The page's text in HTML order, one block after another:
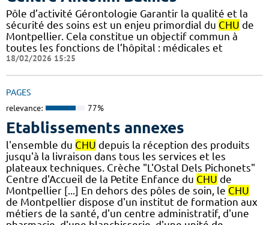
Pôle d’activité Gérontologie Garantir la qualité et la
sécurité des soins est un enjeu primordial du CHU de
Montpellier. Cela constitue un objectif commun à
toutes les fonctions de l’hôpital : médicales et
18/02/2026 15:25
PAGES
relevance: 77%
Etablissements annexes
l'ensemble du CHU depuis la réception des produits
jusqu'à la livraison dans tous les services et les
plateaux techniques. Crèche "L'Ostal Dels Pichonets"
Centre d'Accueil de la Petite Enfance du CHU de
Montpellier [...] En dehors des pôles de soin, le CHU
de Montpellier dispose d'un institut de formation aux
métiers de la santé, d'un centre administratif, d'une